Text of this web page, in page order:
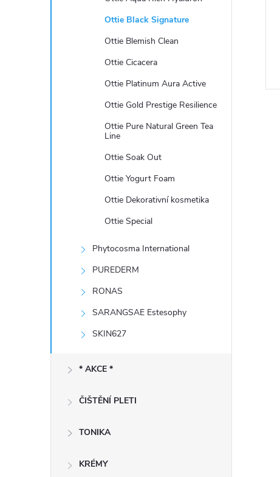
Ottie Black Signature
Ottie Blemish Clean
Ottie Cicacera
Ottie Platinum Aura Active
Ottie Gold Prestige Resilience
Ottie Pure Natural Green Tea
Line
Ottie Soak Out
Ottie Yogurt Foam
Ottie Dekorativní kosmetika
Ottie Special
Phytocosma International
PUREDERM
RONAS
SARANGSAE Estesophy
SKIN627
* AKCE *
ČIŠTĚNÍ PLETI
TONIKA
KRÉMY
k
u